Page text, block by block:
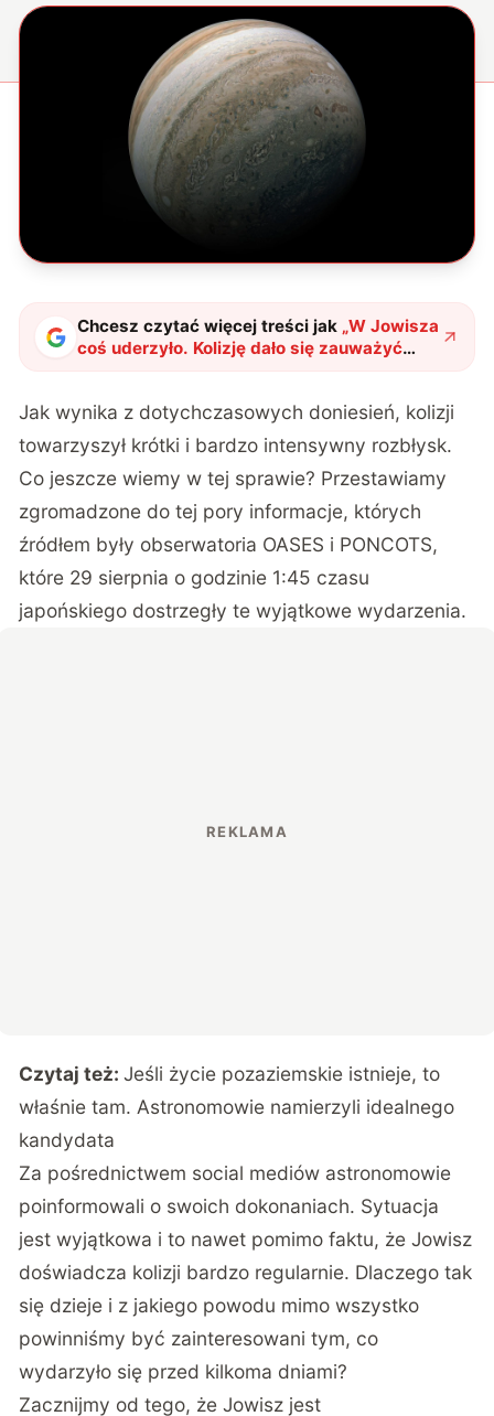
Chcesz czytać więcej treści jak „W Jowisza
coś uderzyło. Kolizję dało się zauważyć
nawet z Ziemi"?
Jak wynika z dotychczasowych doniesień, kolizji
towarzyszył krótki i bardzo intensywny rozbłysk.
Co jeszcze wiemy w tej sprawie? Przestawiamy
zgromadzone do tej pory informacje, których
źródłem były obserwatoria OASES i PONCOTS,
które 29 sierpnia o godzinie 1:45 czasu
japońskiego dostrzegły te wyjątkowe wydarzenia.
Czytaj też: Jeśli życie pozaziemskie istnieje, to
właśnie tam. Astronomowie namierzyli idealnego
kandydata
Za pośrednictwem social mediów astronomowie
poinformowali o swoich dokonaniach. Sytuacja
jest wyjątkowa i to nawet pomimo faktu, że Jowisz
doświadcza kolizji bardzo regularnie. Dlaczego tak
się dzieje i z jakiego powodu mimo wszystko
powinniśmy być zainteresowani tym, co
wydarzyło się przed kilkoma dniami?
Zacznijmy od tego, że Jowisz jest